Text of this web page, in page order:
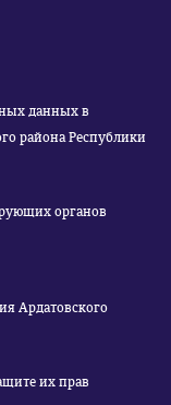
данных в
района Республики
органов
Ардатовского
их прав